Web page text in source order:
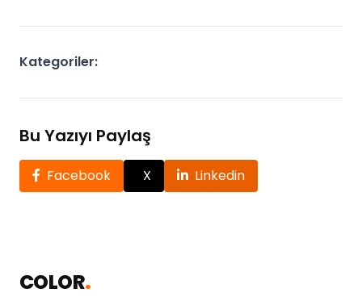
Kategoriler:
Bu Yazıyı Paylaş
Facebook X Linkedin
COLOR.